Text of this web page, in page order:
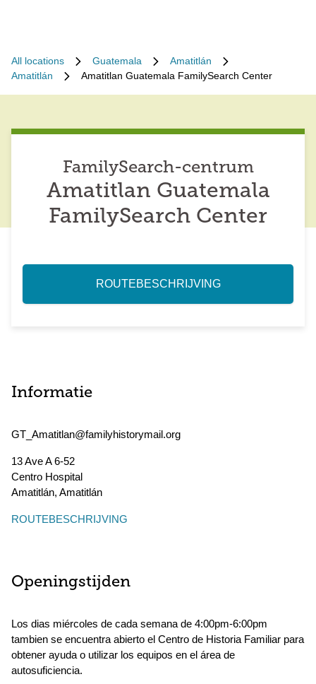
All locations Guatemala
Amatitlán
Amatitlán
Amatitlan Guatemala FamilySearch Center
FamilySearch-centrum
Amatitlan Guatemala
FamilySearch Center
ROUTEBESCHRIJVING
Informatie
GT_Amatitlan@familyhistorymail.org
13 Ave A 6-52
Centro Hospital
Amatitlán, Amatitlán
ROUTEBESCHRIJVING
Openingstijden
Los dias miércoles de cada semana de 4:00pm-6:00pm
tambien se encuentra abierto el Centro de Historia Familiar para
obtener ayuda o utilizar los equipos en el área de
autosuficiencia.